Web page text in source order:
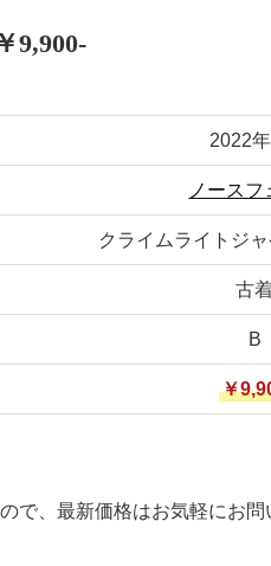
9,900-
2022
ノースフ
クライムライトジ
古
B
￥
で、最新価格はお気軽にお問